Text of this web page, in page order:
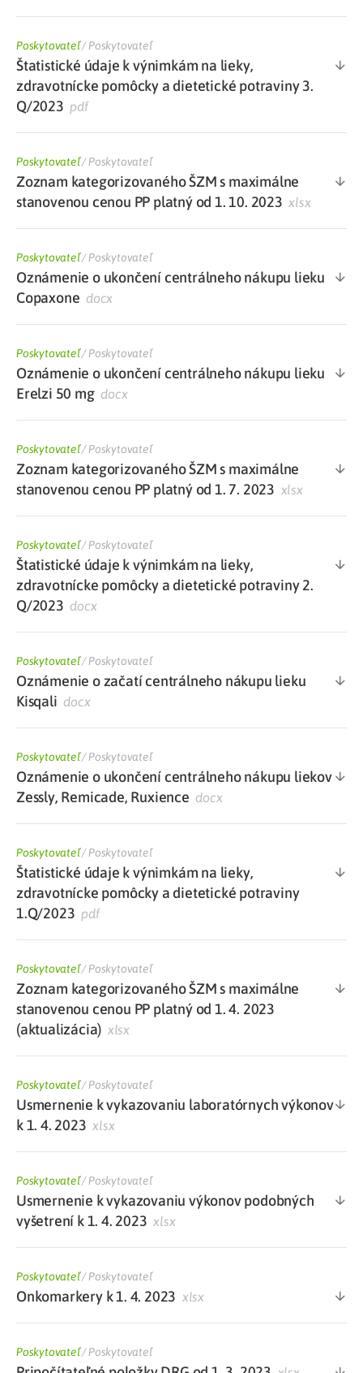
Poskytovateľ/Poskytovateľ
Štatistické údaje k výnimkám na lieky,
zdravotnícke pomôcky a dietetické potraviny 3.
Q/2023 pdf
Poskytovateľ/Poskytovateľ
Zoznam kategorizovaného ŠZM s maximálne
stanovenou cenou PP platný od 1. 10. 2023 xlsx
Poskytovateľ/Poskytovateľ
Oznámenie o ukončení centrálneho nákupu lieku
Copaxone docx
Poskytovateľ/Poskytovateľ
Oznámenie o ukončení centrálneho nákupu lieku
Erelzi 50 mgdocx
Poskytovateľ/Poskytovateľ
Zoznam kategorizovaného ŠZM s maximálne
stanovenou cenou PP platný od 1. 7. 2023 xlsx
Poskytovateľ/Poskytovateľ
Štatistické údaje k výnimkám na lieky,
zdravotnícke pomôcky a dietetické potraviny 2.
Q/2023 docx
Poskytovateľ/Poskytovateľ
Oznámenie o začatí centrálneho nákupu lieku
Kisqali docx
Poskytovateľ/Poskytovateľ
Oznámenie o ukončení centrálneho nákupu liekov
Zessly, Remicade, Ruxience docx
Poskytovateľ/Poskytovateľ
Štatistické údaje k výnimkám na lieky,
zdravotnícke pomôcky a dietetické potraviny
1.Q/2023 pdf
Poskytovateľ/Poskytovateľ
Zoznam kategorizovaného ŠZM s maximálne
stanovenou cenou PP platný od 1. 4. 2023
(aktualizácia) xlsx
Poskytovateľ/Poskytovateľ
Usmernenie k vykazovaniu laboratórnych výkonov
k 1. 4. 2023 xlsx
Poskytovateľ/Poskytovateľ
Usmernenie k vykazovaniu výkonov podobných
vyšetrení k 1. 4. 2023 xlsx
Poskytovateľ/Poskytovateľ
Onkomarkery k 1. 4. 2023 xlsx
Poskytovateľ/Poskytovateľ